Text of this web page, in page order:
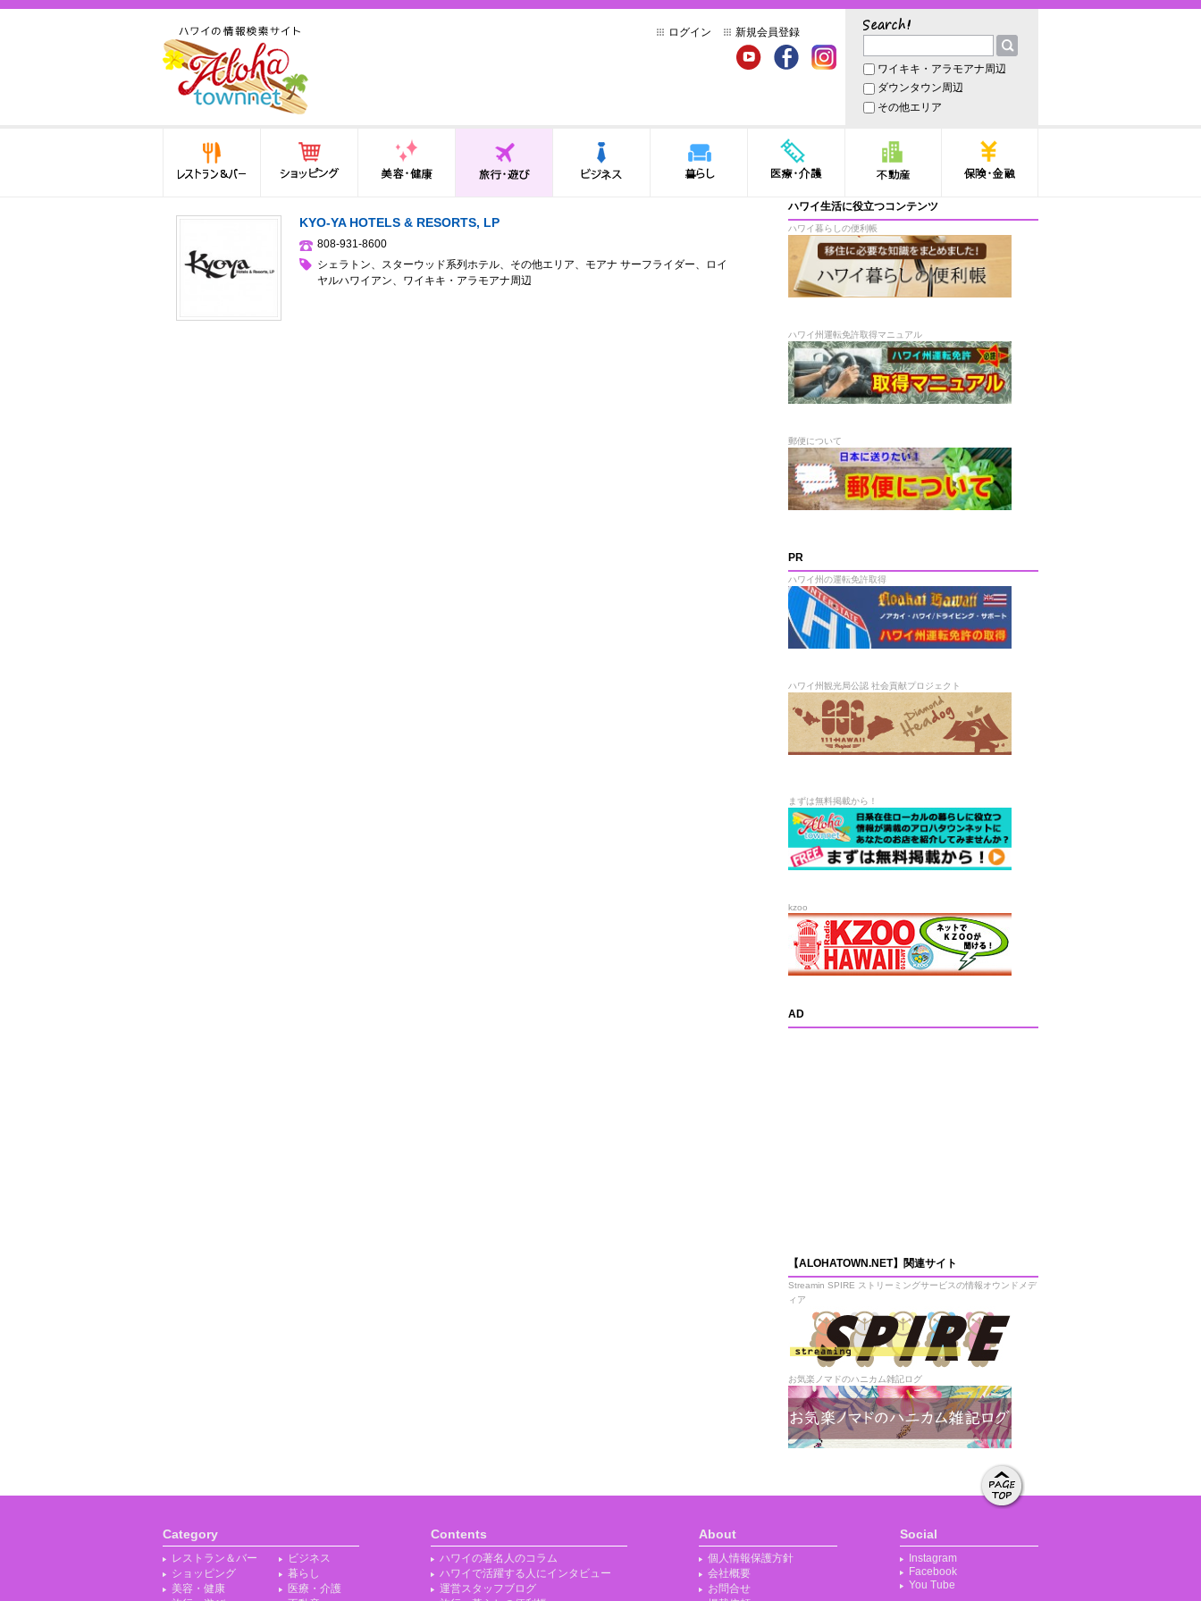
法律から運転免許証まで情
報が満載！
ログイン 新規会員登録 サーチ
ワイキキ・アラモアナ周辺
ダウンタウン周辺
その他エリア
医療・介護 不動産
KYO-YA HOTELS & RESORTS, LP
808-931-8600
シェラトン、 スターウッド系列ホテル、 その他エリア、 モアナ サーフライダー、
ロイ
ヤルハワイアン、 ワイキキ・アラモアナ周辺
ハワイ生活に役立つコンテンツ
ハワイ暮らしの便利帳
ハワイ州運転免許取得マニュアル
郵便について
PR
ハワイ州の運転免許取得
ハワイ州観光局公認 社会貢献プロジェクト
まずは無料掲載から！
kzoo
AD
【ALOHATOWN.NET】関連サイト
Streamin SPIRE ストリーミングサービスの情報オウンドメデ
ィア
お気楽ノマドのハニカム雑記ログ
Category
レストラン＆バー
ショッピング
美容・健康
ビジネス
暮らし
医療・介護
Contents
ハワイの著名人のコラム
ハワイで活躍する人にインタビュー
運営スタッフブログ
About
個人情報保護方針
会社概要
お問合せ
Social
Instagram
Facebook
You Tube
動する